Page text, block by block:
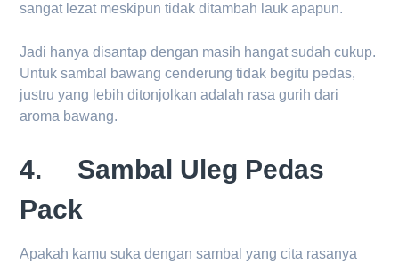
sangat lezat meskipun tidak ditambah lauk apapun.
Jadi hanya disantap dengan masih hangat sudah cukup.
Untuk sambal bawang cenderung tidak begitu pedas,
justru yang lebih ditonjolkan adalah rasa gurih dari
aroma bawang.
4. Sambal Uleg Pedas
Pack
Apakah kamu suka dengan sambal yang cita rasanya